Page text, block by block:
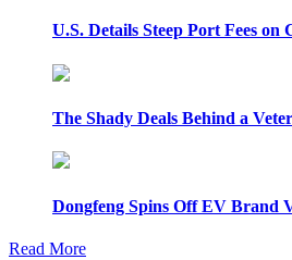
U.S. Details Steep Port Fees
The Shady Deals Behind a
Dongfeng Spins Off EV Brand
Read More